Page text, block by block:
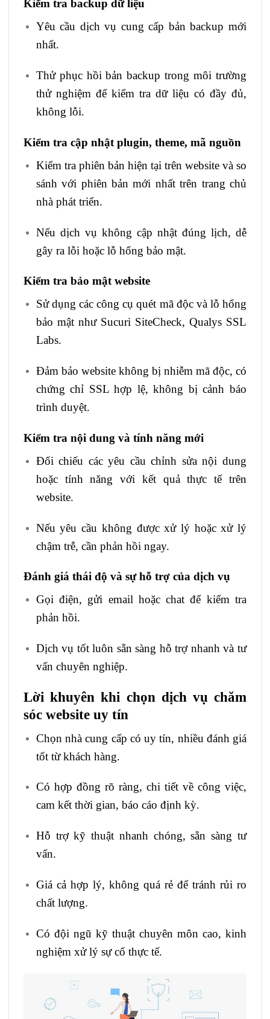
Kiểm tra backup dữ liệu
Yêu cầu dịch vụ cung cấp bản backup mới
nhất.
Thử phục hồi bản backup trong môi trường
thử nghiệm để kiểm tra dữ liệu có đầy đủ,
không lỗi.
Kiểm tra cập nhật plugin, theme, mã nguồn
Kiểm tra phiên bản hiện tại trên website và so
sánh với phiên bản mới nhất trên trang chủ
nhà phát triển.
Nếu dịch vụ không cập nhật đúng lịch, dễ
gây ra lỗi hoặc lỗ hổng bảo mật.
Kiểm tra bảo mật website
Sử dụng các công cụ quét mã độc và lỗ hổng
bảo mật như Sucuri SiteCheck, Qualys SSL
Labs.
Đảm bảo website không bị nhiễm mã độc, có
chứng chỉ SSL hợp lệ, không bị cảnh báo
trình duyệt.
Kiểm tra nội dung và tính năng mới
Đối chiếu các yêu cầu chỉnh sửa nội dung
hoặc tính năng với kết quả thực tế trên
website.
Nếu yêu cầu không được xử lý hoặc xử lý
chậm trễ, cần phản hồi ngay.
Đánh giá thái độ và sự hỗ trợ của dịch vụ
Gọi điện, gửi email hoặc chat để kiểm tra
phản hồi.
Dịch vụ tốt luôn sẵn sàng hỗ trợ nhanh và tư
vấn chuyên nghiệp.
Lời khuyên khi chọn dịch vụ chăm
sóc website uy tín
Chọn nhà cung cấp có uy tín, nhiều đánh giá
tốt từ khách hàng.
Có hợp đồng rõ ràng, chi tiết về công việc,
cam kết thời gian, báo cáo định kỳ.
Hỗ trợ kỹ thuật nhanh chóng, sẵn sàng tư
vấn.
Giá cả hợp lý, không quá rẻ để tránh rủi ro
chất lượng.
Có đội ngũ kỹ thuật chuyên môn cao, kinh
nghiệm xử lý sự cố thực tế.